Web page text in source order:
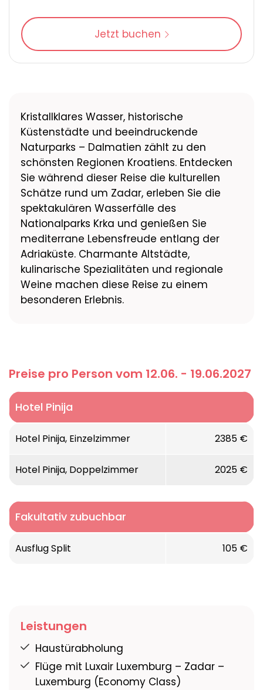
Jetzt buchen
Kristallklares Wasser, historische
Küstenstädte und beeindruckende
Naturparks – Dalmatien zählt zu den
schönsten Regionen Kroatiens. Entdecken
Sie während dieser Reise die kulturellen
Schätze rund um Zadar, erleben Sie die
spektakulären Wasserfälle des
Nationalparks Krka und genießen Sie
mediterrane Lebensfreude entlang der
Adriaküste. Charmante Altstädte,
kulinarische Spezialitäten und regionale
Weine machen diese Reise zu einem
besonderen Erlebnis.
Preise pro Person vom 12.06. - 19.06.2027
Hotel Pinija
Hotel Pinija, Einzelzimmer 2385 €
Hotel Pinija, Doppelzimmer 2025 €
Fakultativ zubuchbar
Ausflug Split 105 €
Leistungen
Haustürabholung
Flüge mit Luxair Luxemburg – Zadar –
Luxemburg (Economy Class)